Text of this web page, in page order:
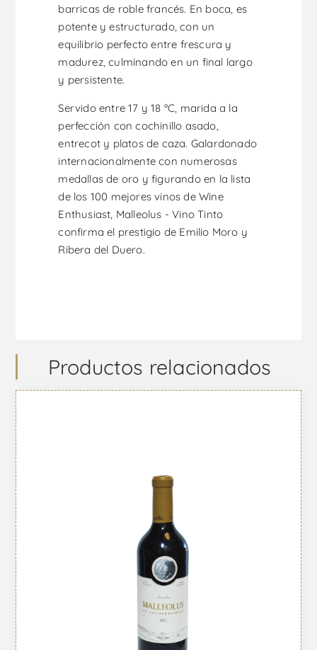
barricas de roble francés. En boca, es
potente y estructurado, con un
equilibrio perfecto entre frescura y
madurez, culminando en un final largo
y persistente.
Servido entre 17 y 18 ºC, marida a la
perfección con cochinillo asado,
entrecot y platos de caza. Galardonado
internacionalmente con numerosas
medallas de oro y figurando en la lista
de los 100 mejores vinos de Wine
Enthusiast, Malleolus - Vino Tinto
confirma el prestigio de Emilio Moro y
Ribera del Duero.
Productos relacionados